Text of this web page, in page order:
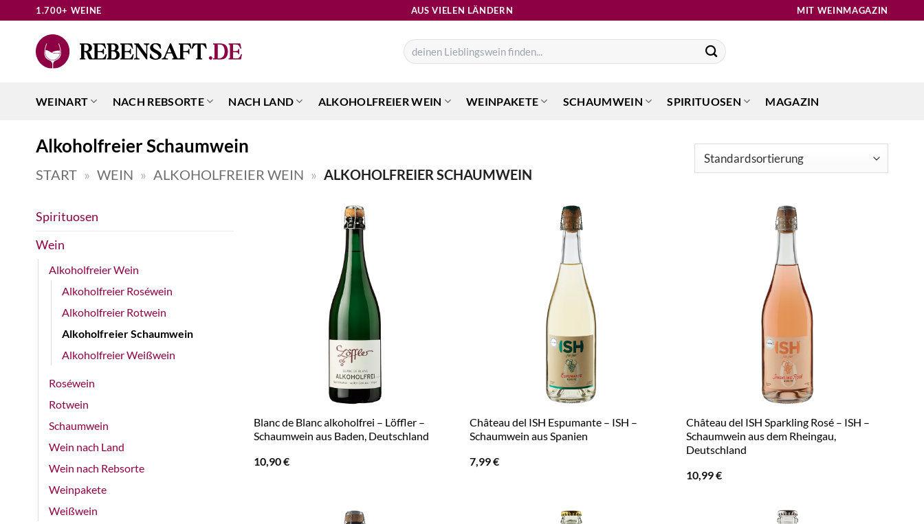
springen
1.700+ WEINE AUS VIELEN LÄNDERN MIT WEINMAGAZIN
Suchen
nach:
WEINART NACH REBSORTE NACH LAND ALKOHOLFREIER WEIN WEINPAKETE SCHAUMWEIN SPIRITUOSEN MAGAZIN
Alkoholfreier Schaumwein
START » WEIN » ALKOHOLFREIER WEIN » ALKOHOLFREIER SCHAUMWEIN
Spirituosen
Wein
Alkoholfreier Wein
Alkoholfreier Roséwein
Alkoholfreier Rotwein
Alkoholfreier Schaumwein
Alkoholfreier Weißwein
Roséwein
Rotwein
Schaumwein
Wein nach Land
Wein nach Rebsorte
Weinpakete
Weißwein
Blanc de Blanc alkoholfrei – Löffler –
Schaumwein aus Baden, Deutschland
10,90€
Château del ISH Espumante – ISH –
Schaumwein aus Spanien
7,99€
Château del ISH Sparkling Rosé – ISH –
Schaumwein aus dem Rheingau,
Deutschland
10,99€